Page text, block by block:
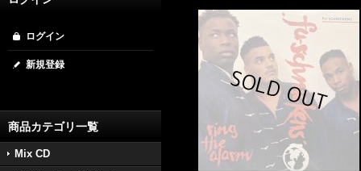
ログイン
新規登録
商品カテゴリ一覧
Mix CD